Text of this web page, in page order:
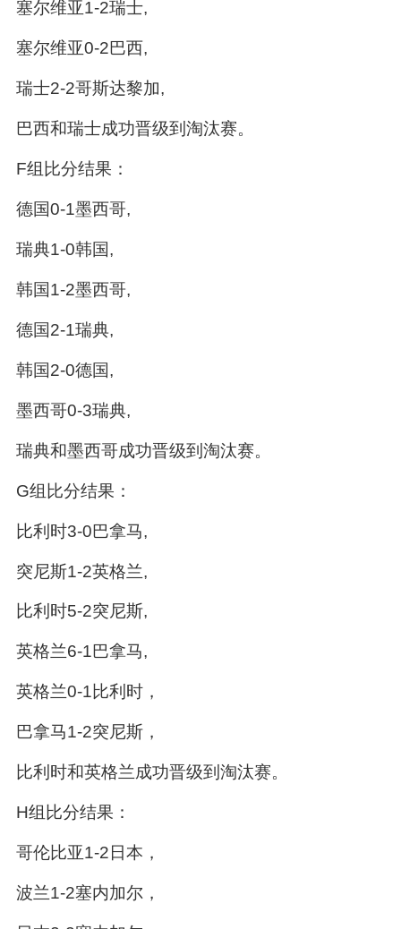
塞尔维亚1-2瑞士,
塞尔维亚0-2巴西,
瑞士2-2哥斯达黎加,
巴西和瑞士成功晋级到淘汰赛。
F组比分结果：
德国0-1墨西哥,
瑞典1-0韩国,
韩国1-2墨西哥,
德国2-1瑞典,
韩国2-0德国,
墨西哥0-3瑞典,
瑞典和墨西哥成功晋级到淘汰赛。
G组比分结果：
比利时3-0巴拿马,
突尼斯1-2英格兰,
比利时5-2突尼斯,
英格兰6-1巴拿马,
英格兰0-1比利时，
巴拿马1-2突尼斯，
比利时和英格兰成功晋级到淘汰赛。
H组比分结果：
哥伦比亚1-2日本，
波兰1-2塞内加尔，